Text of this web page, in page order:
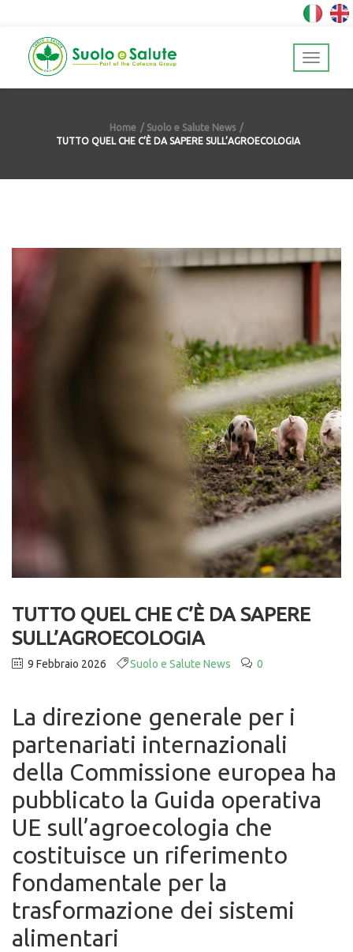
Home
Suolo e Salute News
TUTTO QUEL CHE C’È DA SAPERE SULL’AGROECOLOGIA
TUTTO QUEL CHE C’È DA SAPERE
SULL’AGROECOLOGIA
9 Febbraio 2026 Suolo e Salute News 0
La direzione generale per i
partenariati internazionali
della Commissione europea ha
pubblicato la Guida operativa
UE sull’agroecologia che
costituisce un riferimento
fondamentale per la
trasformazione dei sistemi
alimentari